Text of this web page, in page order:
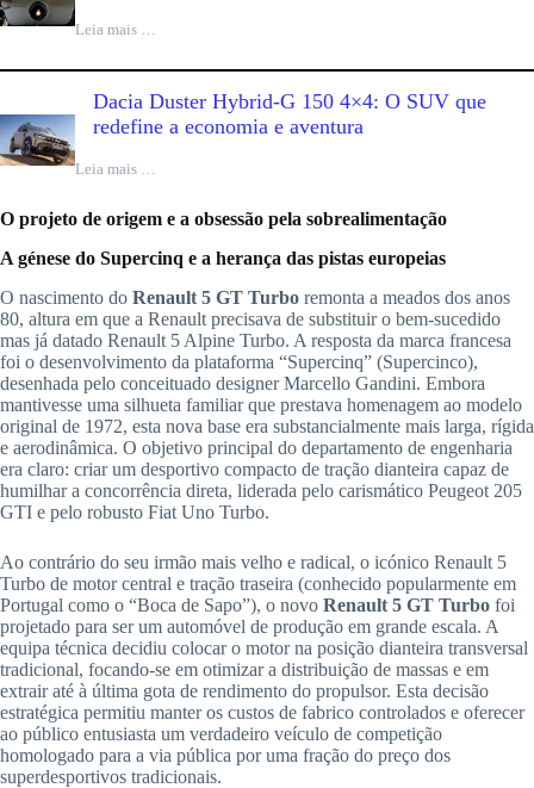
Leia mais …
Dacia Duster Hybrid-G 150 4×4: O SUV que
redefine a economia e aventura
Leia mais …
O projeto de origem e a obsessão pela sobrealimentação
A génese do Supercinq e a herança das pistas europeias
O nascimento do Renault 5 GT Turbo remonta a meados dos anos
80, altura em que a Renault precisava de substituir o bem-sucedido
mas já datado Renault 5 Alpine Turbo. A resposta da marca francesa
foi o desenvolvimento da plataforma “Supercinq” (Supercinco),
desenhada pelo conceituado designer Marcello Gandini. Embora
mantivesse uma silhueta familiar que prestava homenagem ao modelo
original de 1972, esta nova base era substancialmente mais larga, rígida
e aerodinâmica. O objetivo principal do departamento de engenharia
era claro: criar um desportivo compacto de tração dianteira capaz de
humilhar a concorrência direta, liderada pelo carismático Peugeot 205
GTI e pelo robusto Fiat Uno Turbo.
Ao contrário do seu irmão mais velho e radical, o icónico Renault 5
Turbo de motor central e tração traseira (conhecido popularmente em
Portugal como o “Boca de Sapo”), o novo Renault 5 GT Turbo foi
projetado para ser um automóvel de produção em grande escala. A
equipa técnica decidiu colocar o motor na posição dianteira transversal
tradicional, focando-se em otimizar a distribuição de massas e em
extrair até à última gota de rendimento do propulsor. Esta decisão
estratégica permitiu manter os custos de fabrico controlados e oferecer
ao público entusiasta um verdadeiro veículo de competição
homologado para a via pública por uma fração do preço dos
superdesportivos tradicionais.